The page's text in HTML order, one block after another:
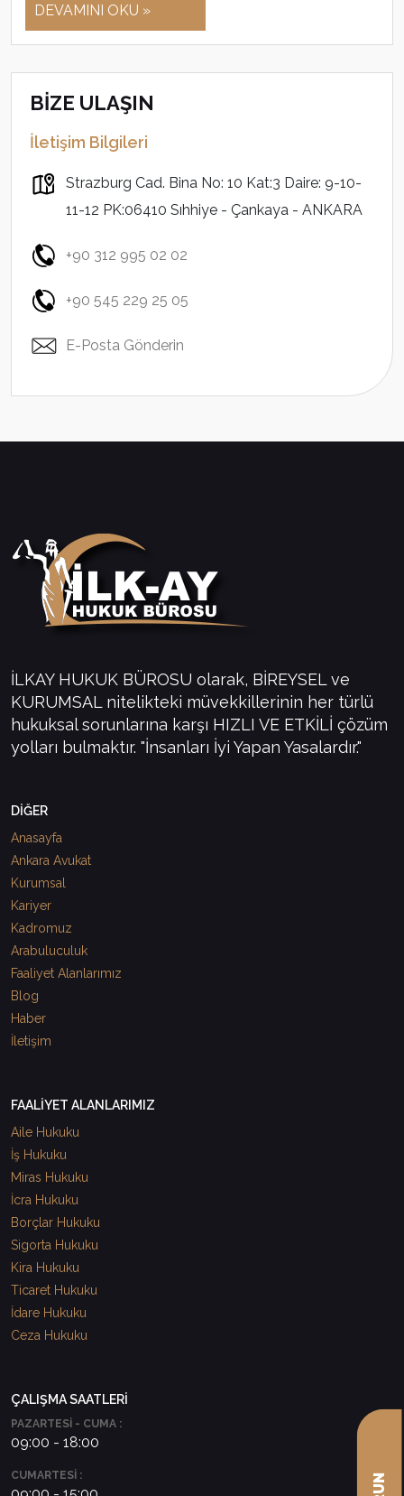
DEVAMINI OKU »
BİZE ULAŞIN
İletişim Bilgileri
Strazburg Cad. Bina No: 10 Kat:3 Daire: 9-10-
11-12 PK:06410 Sıhhiye - Çankaya - ANKARA
+90 312 995 02 02
+90 545 229 25 05
E-Posta Gönderin
İLKAY HUKUK BÜROSU olarak, BİREYSEL ve
KURUMSAL nitelikteki müvekkillerinin her türlü
hukuksal sorunlarına karşı HIZLI VE ETKİLİ çözüm
yolları bulmaktır. "İnsanları İyi Yapan Yasalardır."
DİĞER
Anasayfa
Ankara Avukat
Kurumsal
Kariyer
Kadromuz
Arabuluculuk
Faaliyet Alanlarımız
Blog
Haber
İletişim
FAALİYET ALANLARIMIZ
Aile Hukuku
İş Hukuku
Miras Hukuku
İcra Hukuku
Borçlar Hukuku
Sigorta Hukuku
Kira Hukuku
Ticaret Hukuku
İdare Hukuku
Ceza Hukuku
ÇALIŞMA SAATLERİ
PAZARTESİ - CUMA :
09:00 - 18:00
CUMARTESİ :